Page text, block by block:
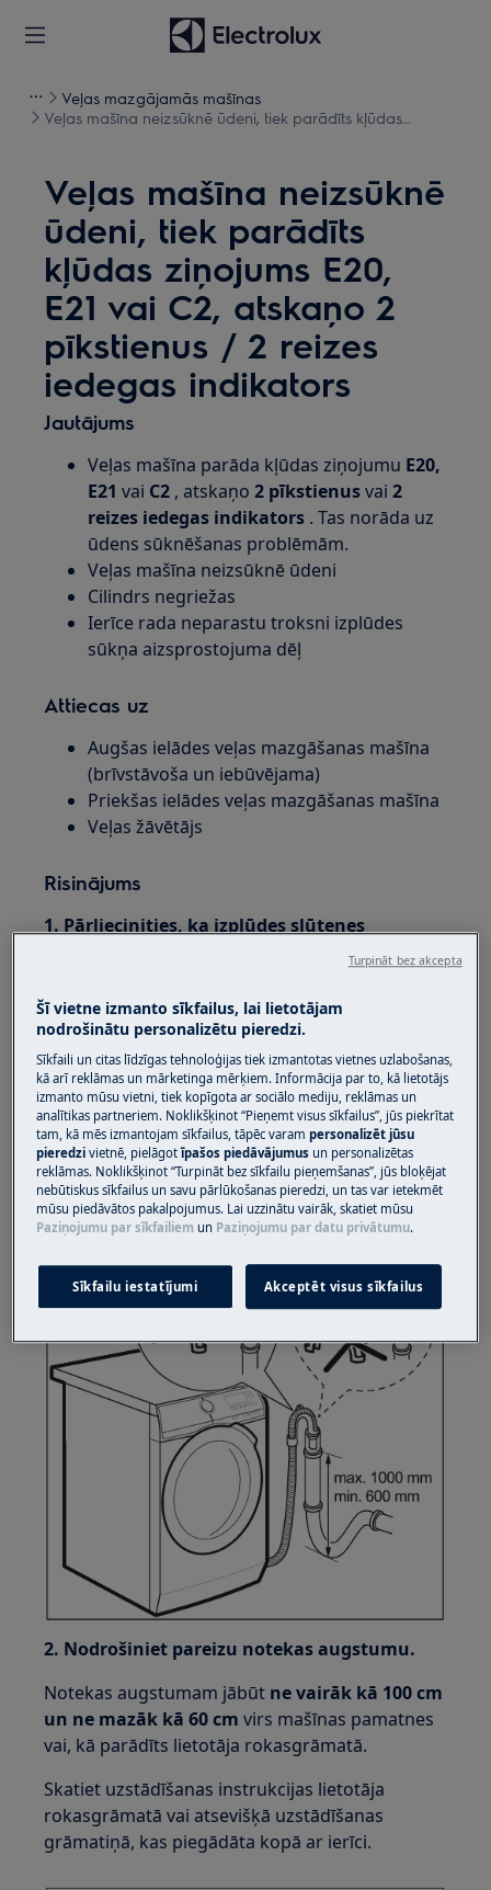
Veļas mazgājamās mašīnas
Veļas mašīna neizsūknē ūdeni, tiek parādīts kļūdas
Veļas mašīna neizsūknē
ūdeni, tiek parādīts
kļūdas ziņojums E20,
E21 vai C2, atskaņo 2
pīkstienus / 2 reizes
iedegas indikators
Jautājums
Veļas mašīna parāda kļūdas ziņojumu E20,
E21 vai C2 , atskaņo2 pīkstienusvai2
reizes iedegas indikators . Tas norāda uz
ūdens sūknēšanas problēmām.
Veļas mašīna neizsūknē ūdeni
Cilindrs negriežas
Ierīce rada neparastu troksni izplūdes
sūkņa aizsprostojuma dēļ
Attiecas uz
Augšas ielādes veļas mazgāšanas mašīna
(brīvstāvoša un iebūvējama)
Priekšas ielādes veļas mazgāšanas mašīna
Veļas žāvētājs
Risinājums
1. Pārliecinities, ka izplūdes sļūtenes
vajadzētu ieiet ne vairāk kā 10 cm.
Skatiet uzstādīšanas instrukcijas lietotāja
rokasgrāmatā vai atsevišķā uzstādīšanas
grāmatiņā, kas piegādāta kopā ar ierīci.
Lejupielādējiet .
lietotāja rokasgrāmatu
2. Nodrošiniet pareizu notekas augstumu.
Notekas augstumam jābūt ne vairāk kā 100 cm
un ne mazāk kā 60 cm virs mašīnas pamatnes
vai, kā parādīts lietotāja rokasgrāmatā.
Skatiet uzstādīšanas instrukcijas lietotāja
rokasgrāmatā vai atsevišķā uzstādīšanas
grāmatiņā, kas piegādāta kopā ar ierīci.
Šī vietne izmanto sīkfailus, lai lietotājam
nodrošinātu personalizētu pieredzi.
Sīkfaili un citas līdzīgas tehnoloģijas tiek izmantotas vietnes uzlabošanas,
kā arī reklāmas un mārketinga mērķiem. Informācija par to, kā lietotājs
izmanto mūsu vietni, tiek kopīgota ar sociālo mediju, reklāmas un
analītikas partneriem. Noklikšķinot “Pieņemt visus sīkfailus”, jūs piekrītat
tam, kā mēs izmantojam sīkfailus, tāpēc varampersonalizēt jūsu
pieredzivietnē, pielāgotīpašos piedāvājumus un personalizētas
reklāmas. Noklikšķinot “Turpināt bez sīkfailu pieņemšanas”, jūs bloķējat
nebūtiskus sīkfailus un savu pārlūkošanas pieredzi, un tas var ietekmēt
mūsu piedāvātos pakalpojumus. Lai uzzinātu vairāk, skatiet mūsu
Paziņojumu par sīkfailiem un Paziņojumu par datu privātumu.
Sīkfailu iestatījumi Akceptēt visus sīkfailus
Turpināt bez akcepta